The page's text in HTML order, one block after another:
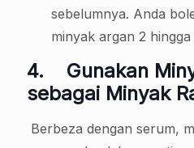
sebelumnya. Anda
minyak argan 2
4. Gunakan
sebagai Minyak
Berbeza dengan serum,